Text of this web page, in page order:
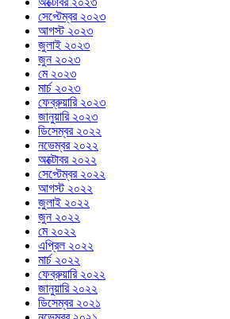
সেপ্টেম্বর ২০২৩
আগস্ট ২০২৩
জুলাই ২০২৩
জুন ২০২৩
মে ২০২৩
মার্চ ২০২৩
ফেব্রুয়ারি ২০২৩
জানুয়ারি ২০২৩
ডিসেম্বর ২০২২
নভেম্বর ২০২২
অক্টোবর ২০২২
সেপ্টেম্বর ২০২২
আগস্ট ২০২২
জুলাই ২০২২
জুন ২০২২
মে ২০২২
এপ্রিল ২০২২
মার্চ ২০২২
ফেব্রুয়ারি ২০২২
জানুয়ারি ২০২২
ডিসেম্বর ২০২১